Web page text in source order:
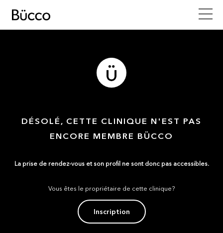
DÉSOLÉ, CETTE CLINIQUE N'EST PAS
ENCORE MEMBRE BÜCCO
La prise de rendez-vous et son profil ne sont donc pas accessibles.
Vous êtes le propriétaire de cette clinique?
Inscription